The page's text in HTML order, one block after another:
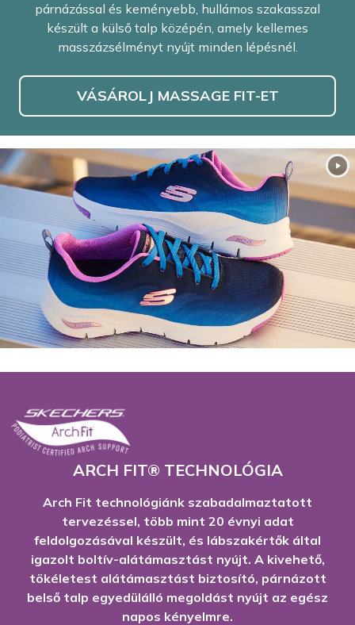
párnázással és keményebb, hullámos szakasszal
készült a külső talp középén, amely kellemes
masszázsélményt nyújt minden lépésnél.
VÁSÁROLJ MASSAGE FIT-ET
ARCH FIT® TECHNOLÓGIA
Arch Fit technológiánk szabadalmaztatott
tervezéssel, több mint 20 évnyi adat
feldolgozásával készült, és lábszakértők által
igazolt boltív-alátámasztást nyújt. A kivehető,
tökéletest alátámasztást biztosító, párnázott
belső talp egyedülálló megoldást nyújt az egész
napos kényelmre.